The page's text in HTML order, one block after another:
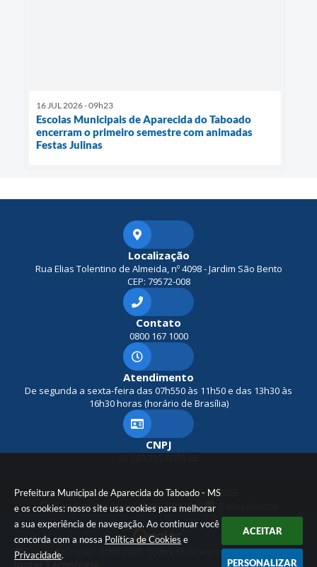
Prefeitura Municipal de Aparecida do Taboado - MS
e os cookies: nosso site usa cookies para melhorar
a sua experiência de navegação. Ao continuar você
concorda com a nossa Política de Cookies e
Privacidade.
ACEITAR
PERSONALIZAR
16 JUL 2026 - 09h23
Escolas Municipais de Aparecida do Taboado
encerram o primeiro semestre com animadas
Festas Julinas
Localização
Rua Elias Tolentino de Almeida, nº 4098 - Jardim São Bento
CEP: 79572-008
Contato
0800 167 1000
Atendimento
De segunda a sexta-feira das 07h550 às 11h50 e das 13h30 às
16h30 horas (horário de Brasília)
CNPJ
Versão do Sistema:3.5.3 - 19/06/2026
Portal atualizado em:06/08/2026 15:05
© Copyright Instar - 2006-2026. Todos os direitos reservados -